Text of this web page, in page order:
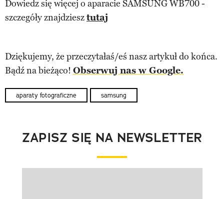
Dowiedz się więcej o aparacie SAMSUNG WB700 -
szczegóły znajdziesztutaj
Dziękujemy, że przeczytałaś/eś nasz artykuł do końca.
Bądź na bieżąco! Obserwuj nas w Google.
aparaty fotograficzne samsung
ZAPISZ SIĘ NA NEWSLETTER